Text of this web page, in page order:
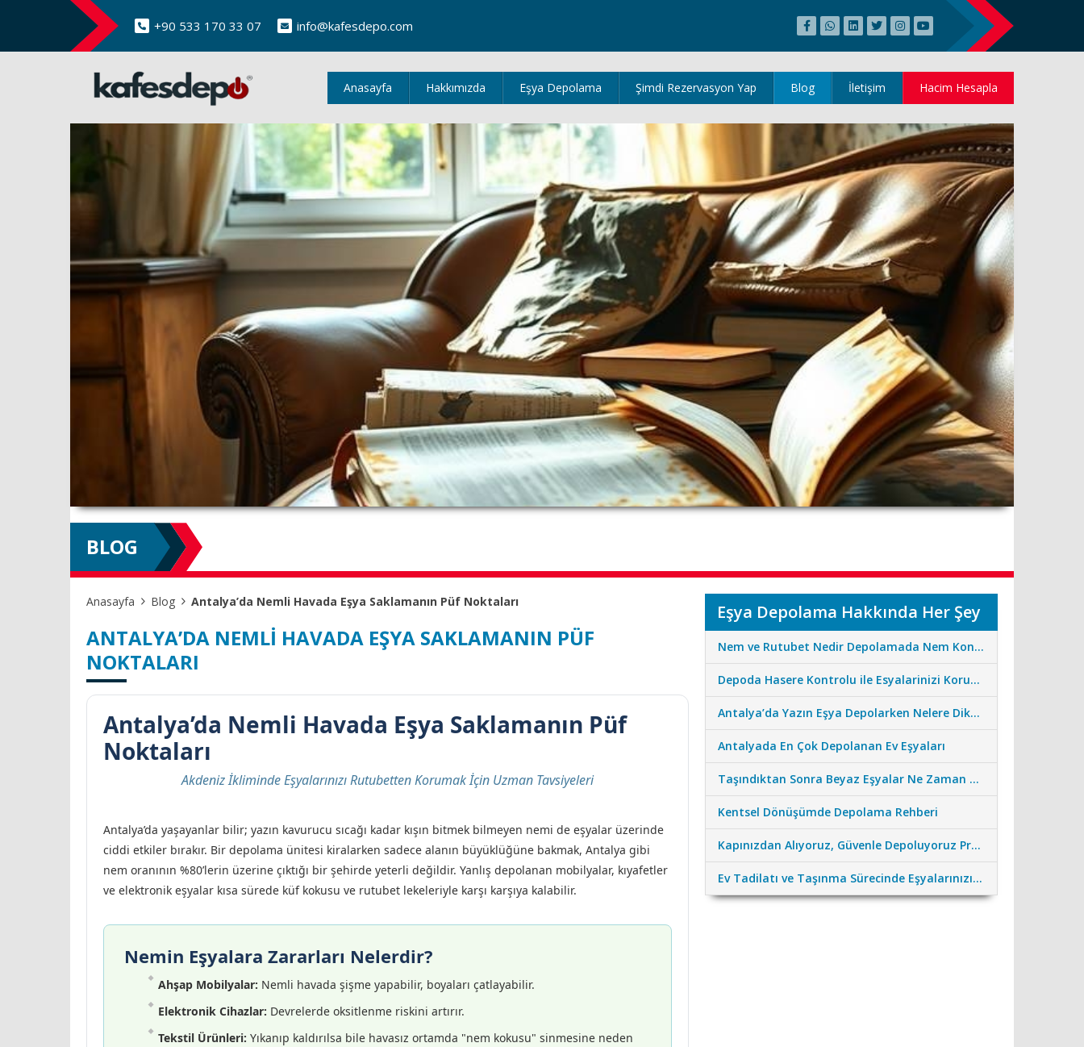
+90 533 170 33 07 info@kafesdepo.com
Anasayfa Hakkımızda Eşya Depolama Şimdi Rezervasyon Yap Blog İletişim Hacim Hesapla
BLOG
Anasayfa Blog Antalya’da Nemli Havada Eşya Saklamanın Püf Noktaları
ANTALYA’DA NEMLI HAVADA EŞYA SAKLAMANIN PÜF
NOKTALARI
Antalya’da Nemli Havada Eşya Saklamanın Püf
Noktaları
Akdeniz İkliminde Eşyalarınızı Rutubetten Korumak İçin Uzman Tavsiyeleri
Antalya’da yaşayanlar bilir; yazın kavurucu sıcağı kadar kışın bitmek bilmeyen nemi de eşyalar üzerinde
ciddi etkiler bırakır. Bir depolama ünitesi kiralarken sadece alanın büyüklüğüne bakmak, Antalya gibi
nem oranının %80’lerin üzerine çıktığı bir şehirde yeterli değildir. Yanlış depolanan mobilyalar, kıyafetler
ve elektronik eşyalar kısa sürede küf kokusu ve rutubet lekeleriyle karşı karşıya kalabilir.
Nemin Eşyalara Zararları Nelerdir?
Ahşap Mobilyalar: Nemli havada şişme yapabilir, boyaları çatlayabilir.
Elektronik Cihazlar: Devrelerde oksitlenme riskini artırır.
Tekstil Ürünleri: Yıkanıp kaldırılsa bile havasız ortamda "nem kokusu" sinmesine neden
Eşya Depolama Hakkında Her Şey
Nem ve Rutubet Nedir Depolamada Nem Kontrolünün Önemi
Depoda Hasere Kontrolu ile Esyalarinizi Koruma Standartlarimiz
Antalya’da Yazın Eşya Depolarken Nelere Dikkat Edilmeli?
Antalyada En Çok Depolanan Ev Eşyaları
Taşındıktan Sonra Beyaz Eşyalar Ne Zaman Çalıştırılmalı?
Kentsel Dönüşümde Depolama Rehberi
Kapınızdan Alıyoruz, Güvenle Depoluyoruz Profesyonel Nakliye Desteği
Ev Tadilatı ve Taşınma Sürecinde Eşyalarınızı Güvenceye Alın